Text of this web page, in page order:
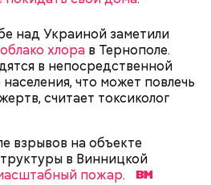
над Украиной заметили
хлора в Тернополе.
в непосредственной
что может повлечь
считает токсиколог
взрывов на объекте
в Винницкой
пожар.
Атака хищника: ихтиолог
объяснил, почему акулы
нападают на человека
с водой, если вы
даже небольшое
до полутора
в воде, сразу же
станции,
Зато есть выселенные
спикером в личном
«Вечерней Москвы»
Всероссийского общества
что любая информация,
экологии и ядерной
раз задуматься о том,
были запущены эти
на актуальные
адептов этой концепции
— это их право.
людей задуматься над
человечества.